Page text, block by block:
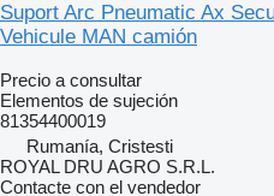
Suport Arc Pneumatic Ax
Vehicule MAN camión
Precio a consultar
Elementos de sujeción
81354400019
Rumanía, Cristesti
ROYAL DRU AGRO S.R.L.
Contacte con el vendedor